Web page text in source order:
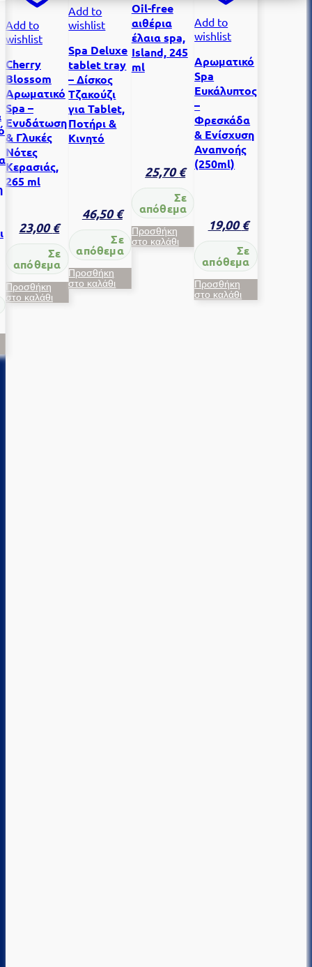
Add to
wishlist
Cherry
Blossom
Αρωματικό
Spa –
Ενυδάτωση
& Γλυκές
Νότες
Κερασιάς,
265 ml
23,00€
Σε
απόθεμα
Προσθήκη
στο καλάθι
Add to
wishlist
Spa Deluxe
tablet tray
– Δίσκος
Τζακούζι
για Tablet,
Ποτήρι &
Κινητό
46,50€
Σε
απόθεμα
Προσθήκη
στο καλάθι
Oil-free
αιθέρια
έλαια spa,
Island, 245
ml
25,70€
Σε
απόθεμα
Προσθήκη
στο καλάθι
Add to
wishlist
Αρωματικό
Spa
Ευκάλυπτος
–
Φρεσκάδα
& Ενίσχυση
Αναπνοής
(250ml)
19,00€
Σε
απόθεμα
Προσθήκη
στο καλάθι